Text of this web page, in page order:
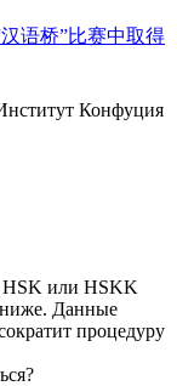
语桥”比赛中取得
Конфуция
HSK или HSKK
Данные
процедуру